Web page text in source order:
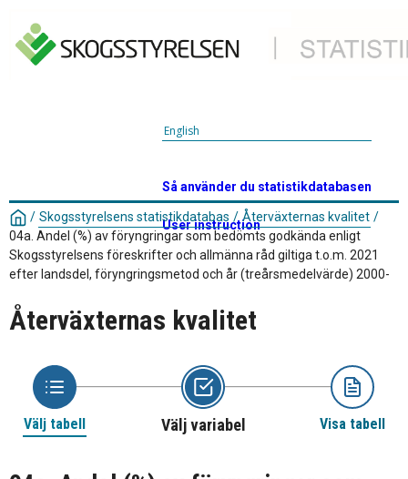
English
Så använder du statistikdatabasen
User instruction
/ Skogsstyrelsens statistikdatabas / Återväxternas kvalitet /
04a. Andel (%) av föryngringar som bedömts godkända enligt
Skogsstyrelsens föreskrifter och allmänna råd giltiga t.o.m. 2021
efter landsdel, föryngringsmetod och år (treårsmedelvärde) 2000-
Återväxternas kvalitet
Välj tabell Välj variabel Visa tabell